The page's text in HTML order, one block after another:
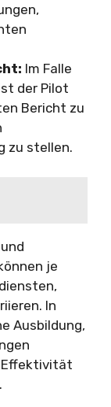
Im Falle
der Pilot
Bericht zu
zu stellen.
je
In
Ausbildung,
Effektivität